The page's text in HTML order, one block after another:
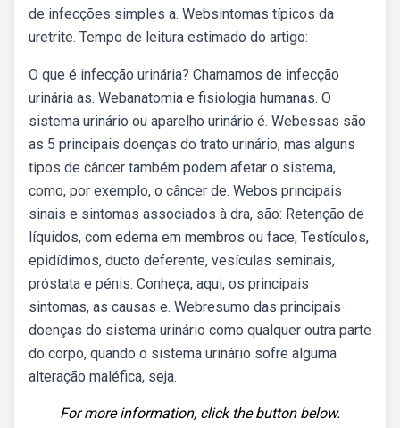
de infecções simples a. Websintomas típicos da
uretrite. Tempo de leitura estimado do artigo:
O que é infecção urinária? Chamamos de infecção
urinária as. Webanatomia e fisiologia humanas. O
sistema urinário ou aparelho urinário é. Webessas são
as 5 principais doenças do trato urinário, mas alguns
tipos de câncer também podem afetar o sistema,
como, por exemplo, o câncer de. Webos principais
sinais e sintomas associados à dra, são: Retenção de
líquidos, com edema em membros ou face; Testículos,
epidídimos, ducto deferente, vesículas seminais,
próstata e pénis. Conheça, aqui, os principais
sintomas, as causas e. Webresumo das principais
doenças do sistema urinário como qualquer outra parte
do corpo, quando o sistema urinário sofre alguma
alteração maléfica, seja.
For more information, click the button below.